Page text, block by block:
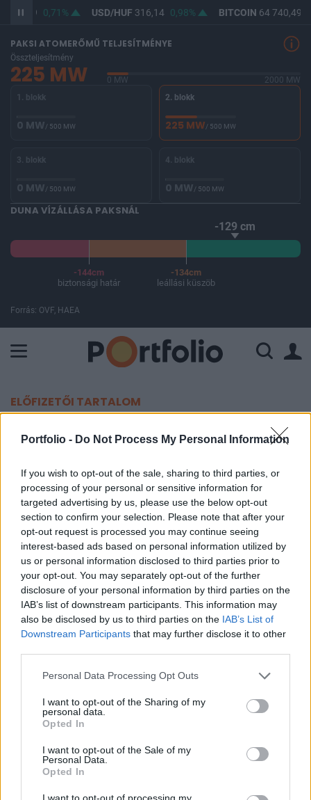
Portfolio - Do Not Process My Personal Information
If you wish to opt-out of the sale, sharing to third parties, or
processing of your personal or sensitive information for
targeted advertising by us, please use the below opt-out
section to confirm your selection. Please note that after your
opt-out request is processed you may continue seeing
interest-based ads based on personal information utilized by
us or personal information disclosed to third parties prior to
your opt-out. You may separately opt-out of the further
disclosure of your personal information by third parties on the
IAB’s list of downstream participants. This information may
also be disclosed by us to third parties on the IAB’s List of
Downstream Participants that may further disclose it to other
Personal Data Processing Opt Outs
I want to opt-out of the Sharing of my
personal data.
Opted In
I want to opt-out of the Sale of my
Personal Data.
Opted In
I want to opt-out of processing my
364,29 0,71% USD/HUF316,14 0,98% BITCOIN64 740,49
PAKSI ATOMERŐMŰ TELJESÍTMÉNYE
Összteljesítmény
225 MW 0 MW
2000 MW
1. blokk
0 MW/ 500 MW
2. blokk
225 MW/ 500 MW
3. blokk
0 MW/ 500 MW
4. blokk
0 MW/ 500 MW
DUNA VÍZÁLLÁSA PAKSNÁL
-129 cm
-144cm
biztonsági határ
-134cm
leállási küszöb
Forrás: OVF, HAEA
ELŐFIZETŐI TARTALOM
Valamit eltaláltak az ukránok,
Portfolio
2026. május 29. 17:13
Eloltották az ukrán dróntámadás okozta tüzet a
dél-oroszországi Temrjuk kikötőjében – közölték
a Krasznodári határterület hatóságai pénteken.
A Krasznodári határterület illetékesei pénteken
megerősítették, hogy sikeresen megfékezték a lángokat a
temrjuki kikötőben. A tűz egy ukrán dróncsapás
hatóságok az esettel kapcsolatban egyelőre nem hoztak
tettek hozzá, hogy egy gázterminált ért találat...
KEDVES OLVASÓNK!
A keresett cikk a portfolio.hu hírarchívumához